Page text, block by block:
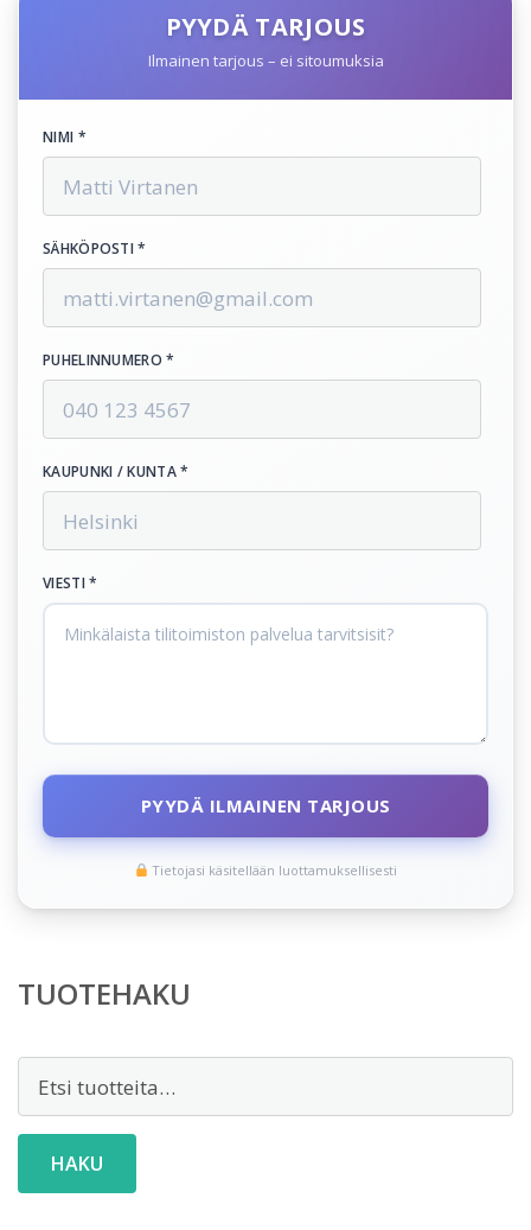
PYYDÄ TARJOUS
Ilmainen tarjous – ei sitoumuksia
NIMI *
SÄHKÖPOSTI *
PUHELINNUMERO *
KAUPUNKI / KUNTA *
VIESTI *
PYYDÄ ILMAINEN TARJOUS
Tietojasi käsitellään luottamuksellisesti
TUOTEHAKU
HAKU